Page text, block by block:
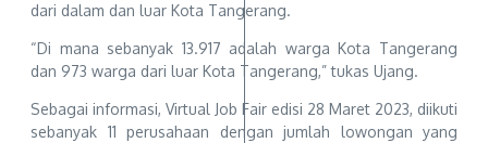
dari dalam dan luar Kota Tangerang.
“Di mana sebanyak 13.917 adalah warga Kota Tangerang
dan 973 warga dari luar Kota Tangerang,” tukas Ujang.
Sebagai informasi, Virtual Job Fair edisi 28 Maret 2023, diikuti
sebanyak 11 perusahaan dengan jumlah lowongan yang